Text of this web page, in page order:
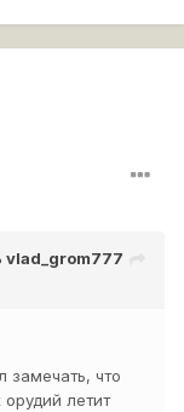
vlad_grom777
замечать, что
летит